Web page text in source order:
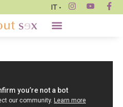
IT •